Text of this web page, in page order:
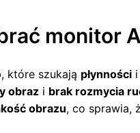
monitor
które szukają płynności i
obraz i brak rozmycia
obrazu, co sprawia,